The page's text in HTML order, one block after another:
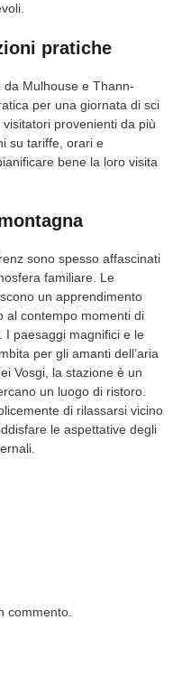
pratiche
Mulhouse e Thann-
per una giornata di sci
provenienti da più
su tariffe, orari e
bene la loro visita
sono spesso affascinati
familiare. Le
un apprendimento
al contempo momenti di
I paesaggi magnifici e le
per gli amanti dell’aria
Vosgi, la stazione è un
un luogo di ristoro.
di rilassarsi vicino
le aspettative degli
commento.